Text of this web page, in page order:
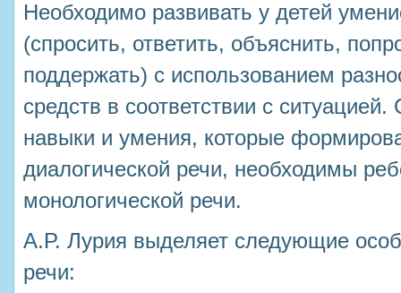
Необходимо развивать у детей
(спросить, ответить, объяснить,
поддержать) с использованием
средств в соответствии с
навыки и умения, которые
диалогической речи, необходимы
монологической речи.
А.Р. Лурия выделяет следующие
речи: